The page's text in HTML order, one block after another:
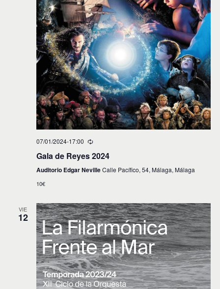
07/01/2024-17:00
Gala de Reyes 2024
Auditorio Edgar NevilleCalle Pacífico, 54, Málaga, Málaga
10€
VIE
12